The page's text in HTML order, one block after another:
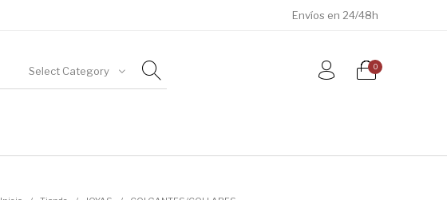
Envíos en 24/48h
Select Category 0